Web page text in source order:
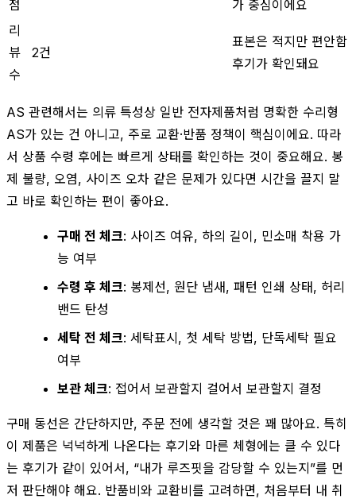
점
가 중심이에요
리
뷰
수
2건
표본은 적지만 편안함
후기가 확인돼요
AS 관련해서는 의류 특성상 일반 전자제품처럼 명확한 수리형
AS가 있는 건 아니고, 주로 교환·반품 정책이 핵심이에요. 따라
서 상품 수령 후에는 빠르게 상태를 확인하는 것이 중요해요. 봉
제 불량, 오염, 사이즈 오차 같은 문제가 있다면 시간을 끌지 말
고 바로 확인하는 편이 좋아요.
구매 전 체크: 사이즈 여유, 하의 길이, 민소매 착용 가
능 여부
수령 후 체크: 봉제선, 원단 냄새, 패턴 인쇄 상태, 허리
밴드 탄성
세탁 전 체크: 세탁표시, 첫 세탁 방법, 단독세탁 필요
여부
보관 체크: 접어서 보관할지 걸어서 보관할지 결정
구매 동선은 간단하지만, 주문 전에 생각할 것은 꽤 많아요. 특히
이 제품은 넉넉하게 나온다는 후기와 마른 체형에는 클 수 있다
는 후기가 같이 있어서, “내가 루즈핏을 감당할 수 있는지”를 먼
저 판단해야 해요. 반품비와 교환비를 고려하면, 처음부터 내 취